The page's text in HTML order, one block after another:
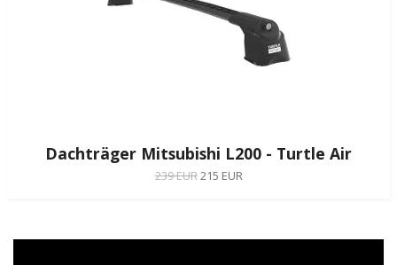
Dachträger Mitsubishi L200 - Turtle Air
239 EUR215 EUR